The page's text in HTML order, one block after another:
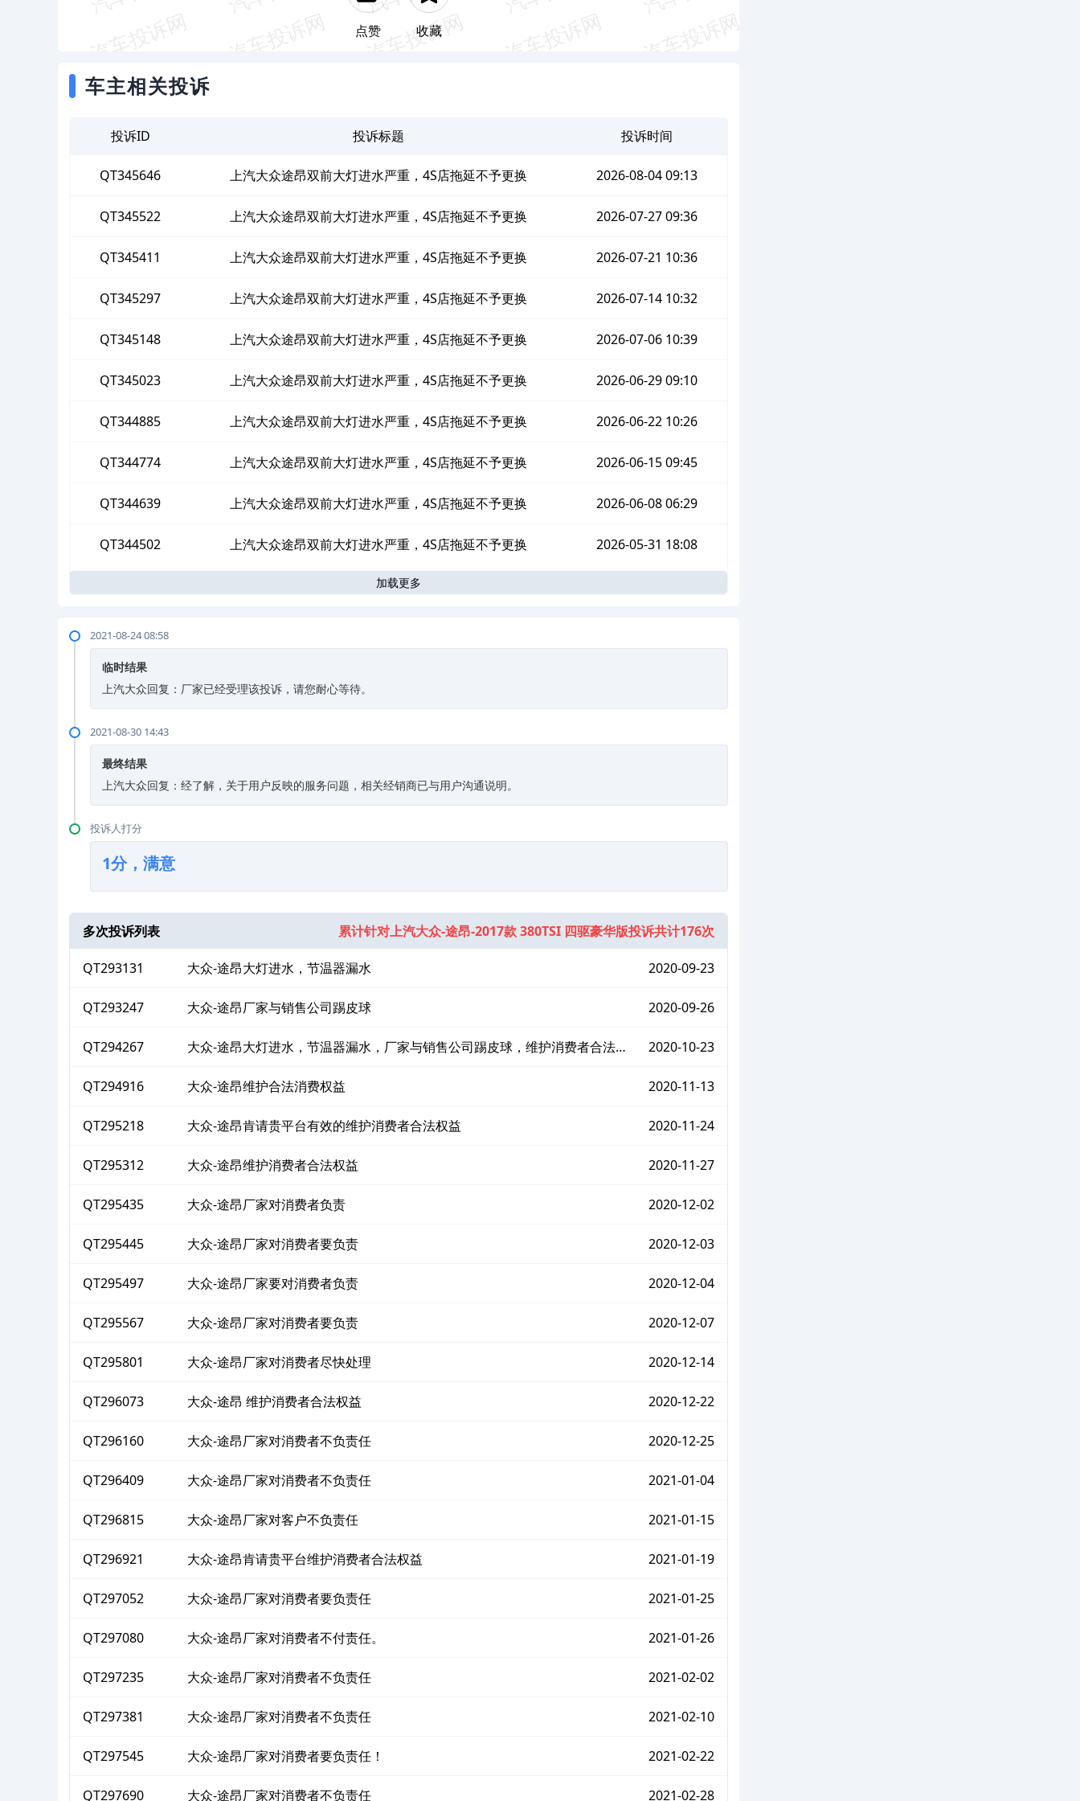
点赞 收藏
车主相关投诉
投诉ID 投诉标题 投诉时间
QT345646 上汽大众途昂双前大灯进水严重，4S店拖延不予更换 2026-08-04 09:13
QT345522 上汽大众途昂双前大灯进水严重，4S店拖延不予更换 2026-07-27 09:36
QT345411 上汽大众途昂双前大灯进水严重，4S店拖延不予更换 2026-07-21 10:36
QT345297 上汽大众途昂双前大灯进水严重，4S店拖延不予更换 2026-07-14 10:32
QT345148 上汽大众途昂双前大灯进水严重，4S店拖延不予更换 2026-07-06 10:39
QT345023 上汽大众途昂双前大灯进水严重，4S店拖延不予更换 2026-06-29 09:10
QT344885 上汽大众途昂双前大灯进水严重，4S店拖延不予更换 2026-06-22 10:26
QT344774 上汽大众途昂双前大灯进水严重，4S店拖延不予更换 2026-06-15 09:45
QT344639 上汽大众途昂双前大灯进水严重，4S店拖延不予更换 2026-06-08 06:29
QT344502 上汽大众途昂双前大灯进水严重，4S店拖延不予更换 2026-05-31 18:08
加载更多
2021-08-24 08:58
临时结果
上汽大众回复：厂家已经受理该投诉，请您耐心等待。
2021-08-30 14:43
最终结果
上汽大众回复：经了解，关于用户反映的服务问题，相关经销商已与用户沟通说明。
投诉人打分
1分，满意
多次投诉列表 累计针对上汽大众-途昂-2017款 380TSI 四驱豪华版投诉共计176次
QT293131 大众-途昂大灯进水，节温器漏水 2020-09-23
QT293247 大众-途昂厂家与销售公司踢皮球 2020-09-26
QT294267
大众-途昂大灯进水，节温器漏水，厂家与销售公司踢皮球，维护消费者合法权
2020-10-23
QT294916 大众-途昂维护合法消费权益 2020-11-13
QT295218 大众-途昂肯请贵平台有效的维护消费者合法权益 2020-11-24
QT295312 大众-途昂维护消费者合法权益 2020-11-27
QT295435 大众-途昂厂家对消费者负责 2020-12-02
QT295445 大众-途昂厂家对消费者要负责 2020-12-03
QT295497 大众-途昂厂家要对消费者负责 2020-12-04
QT295567 大众-途昂厂家对消费者要负责 2020-12-07
QT295801 大众-途昂厂家对消费者尽快处理 2020-12-14
QT296073 大众-途昂 维护消费者合法权益 2020-12-22
QT296160 大众-途昂厂家对消费者不负责任 2020-12-25
QT296409 大众-途昂厂家对消费者不负责任 2021-01-04
QT296815 大众-途昂厂家对客户不负责任 2021-01-15
QT296921 大众-途昂肯请贵平台维护消费者合法权益 2021-01-19
QT297052 大众-途昂厂家对消费者要负责任 2021-01-25
QT297080 大众-途昂厂家对消费者不付责任。 2021-01-26
QT297235 大众-途昂厂家对消费者不负责任 2021-02-02
QT297381 大众-途昂厂家对消费者不负责任 2021-02-10
QT297545 大众-途昂厂家对消费者要负责任！ 2021-02-22
QT297690 大众-途昂厂家对消费者不负责任 2021-02-28